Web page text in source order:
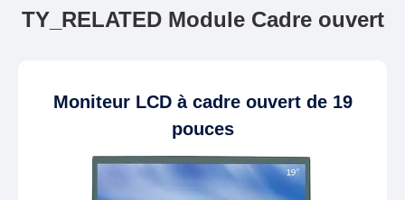
TY_RELATED Module Cadre ouvert
Moniteur LCD à cadre ouvert de 19
pouces